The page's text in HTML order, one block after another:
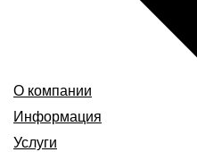
О компании
Информация
Услуги